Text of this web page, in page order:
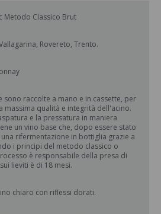
Metodo Classico Brut
Rovereto, Trento.
sono raccolte a mano e in cassette, per
massima qualità e integrità dell'acino.
e la pressatura in maniera
un vino base che, dopo essere stato
rifermentazione in bottiglia grazie a
i principi del metodo classico o
è responsabile della presa di
lieviti è di 18 mesi.
chiaro con riflessi dorati.